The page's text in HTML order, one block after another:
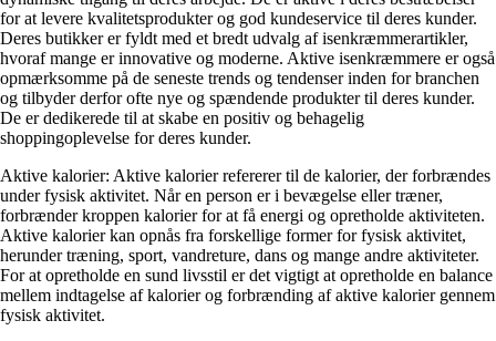
for at levere kvalitetsprodukter og god kundeservice til deres kunder.
Deres butikker er fyldt med et bredt udvalg af isenkræmmerartikler,
hvoraf mange er innovative og moderne. Aktive isenkræmmere er også
opmærksomme på de seneste trends og tendenser inden for branchen
og tilbyder derfor ofte nye og spændende produkter til deres kunder.
De er dedikerede til at skabe en positiv og behagelig
shoppingoplevelse for deres kunder.
Aktive kalorier: Aktive kalorier refererer til de kalorier, der forbrændes
under fysisk aktivitet. Når en person er i bevægelse eller træner,
forbrænder kroppen kalorier for at få energi og opretholde aktiviteten.
Aktive kalorier kan opnås fra forskellige former for fysisk aktivitet,
herunder træning, sport, vandreture, dans og mange andre aktiviteter.
For at opretholde en sund livsstil er det vigtigt at opretholde en balance
mellem indtagelse af kalorier og forbrænding af aktive kalorier gennem
fysisk aktivitet.